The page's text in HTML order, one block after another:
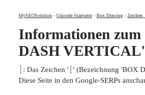
MySEOSolution › Unicode Startseite › Box Drawing › Zeichen
Informationen
DASH VERTICAL'
┊: Das Zeichen '┊' (Bezeichnung 'BOX
Diese Seite in den Google-SERPs